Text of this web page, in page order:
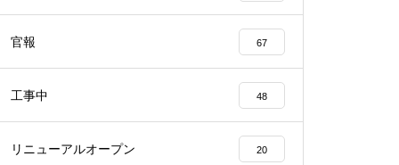
官報 67
工事中 48
リニューアルオープン 20